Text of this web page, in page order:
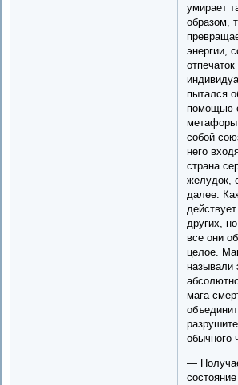
умирает
образом,
энергии,
отпечаток
пытался
помощью
собой
него
страна
желудок,
далее.
других,
все они
целое.
называли
мага
обычного
—